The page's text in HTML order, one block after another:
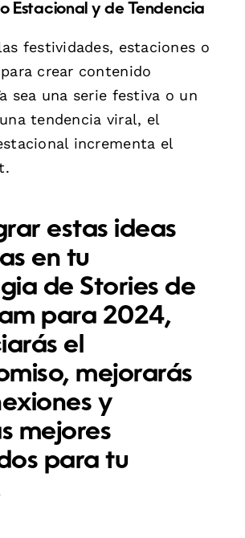
Estacional y de Tendencia
festividades, estaciones o
crear contenido
sea una serie festiva o un
tendencia viral, el
incrementa el
estas ideas
en tu
de Stories de
para 2024,
el
mejorarás
y
mejores
para tu